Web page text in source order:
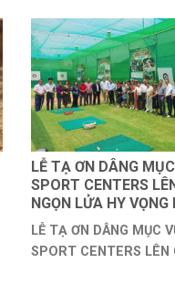
LỄ TẠ ƠN DÂNG
SPORT CENTERS
NGỌN LỬA HY VỌNG
LỄ TẠ ƠN DÂNG MỤC
SPORT CENTERS LÊN